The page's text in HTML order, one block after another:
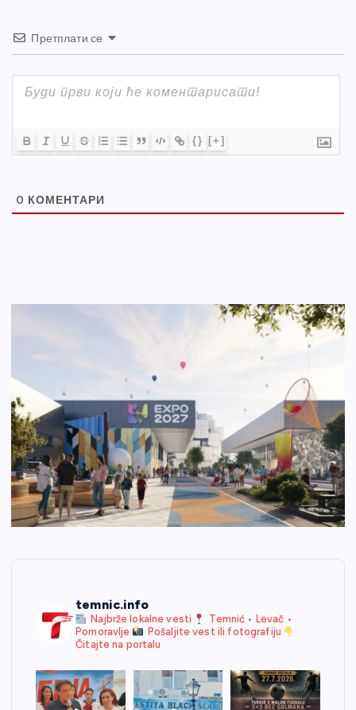
Претплати се
{} [+]
0 КОМЕНТАРИ
temnic.info
Najbrže lokalne vesti
Temnić • Levač •
Pomoravlje
Pošaljite vest ili fotografiju
Čitajte na portalu